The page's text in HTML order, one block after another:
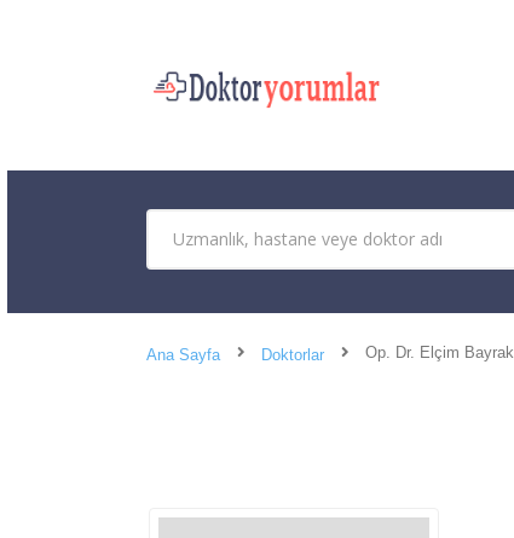
Ana Sayfa Doktorlar Op. Dr. Elçim Bayrak